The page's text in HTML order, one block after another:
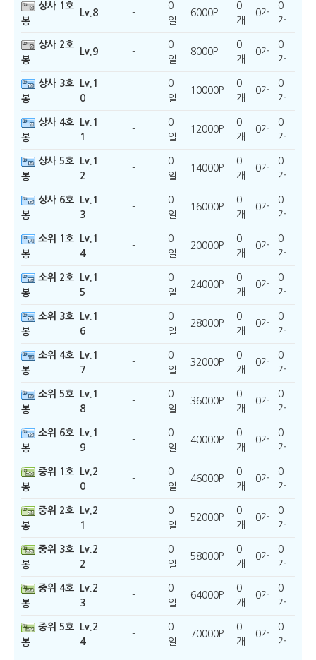
상사 1호
봉
Lv.8 -
0
일
6000P
0
개
0개
0
개
상사 2호
봉
Lv.9 -
0
일
8000P
0
개
0개
0
개
상사 3호
봉
Lv.1
0
-
0
일
10000P
0
개
0개
0
개
상사 4호
봉
Lv.1
1
-
0
일
12000P
0
개
0개
0
개
상사 5호
봉
Lv.1
2
-
0
일
14000P
0
개
0개
0
개
상사 6호
봉
Lv.1
3
-
0
일
16000P
0
개
0개
0
개
소위 1호
봉
Lv.1
4
-
0
일
20000P
0
개
0개
0
개
소위 2호
봉
Lv.1
5
-
0
일
24000P
0
개
0개
0
개
소위 3호
봉
Lv.1
6
-
0
일
28000P
0
개
0개
0
개
소위 4호
봉
Lv.1
7
-
0
일
32000P
0
개
0개
0
개
소위 5호
봉
Lv.1
8
-
0
일
36000P
0
개
0개
0
개
소위 6호
봉
Lv.1
9
-
0
일
40000P
0
개
0개
0
개
중위 1호
봉
Lv.2
0
-
0
일
46000P
0
개
0개
0
개
중위 2호
봉
Lv.2
1
-
0
일
52000P
0
개
0개
0
개
중위 3호
봉
Lv.2
2
-
0
일
58000P
0
개
0개
0
개
중위 4호
봉
Lv.2
3
-
0
일
64000P
0
개
0개
0
개
중위 5호
봉
Lv.2
4
-
0
일
70000P
0
개
0개
0
개